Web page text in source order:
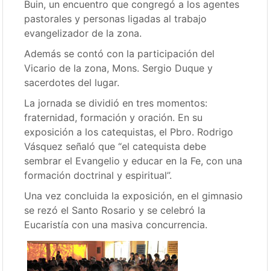
Buin, un encuentro que congregó a los agentes
pastorales y personas ligadas al trabajo
evangelizador de la zona.
Además se contó con la participación del
Vicario de la zona, Mons. Sergio Duque y
sacerdotes del lugar.
La jornada se dividió en tres momentos:
fraternidad, formación y oración. En su
exposición a los catequistas, el Pbro. Rodrigo
Vásquez señaló que “el catequista debe
sembrar el Evangelio y educar en la Fe, con una
formación doctrinal y espiritual”.
Una vez concluida la exposición, en el gimnasio
se rezó el Santo Rosario y se celebró la
Eucaristía con una masiva concurrencia.